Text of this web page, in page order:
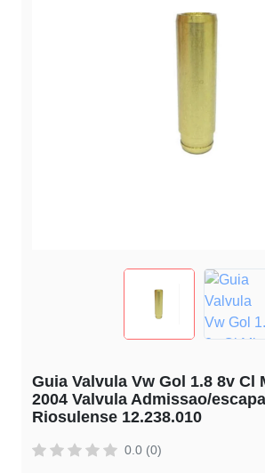
Guia Valvula Vw Gol 1.8 8v Cl
2004 Valvula Admissao/
Riosulense 12.238.010
0.0 (0)